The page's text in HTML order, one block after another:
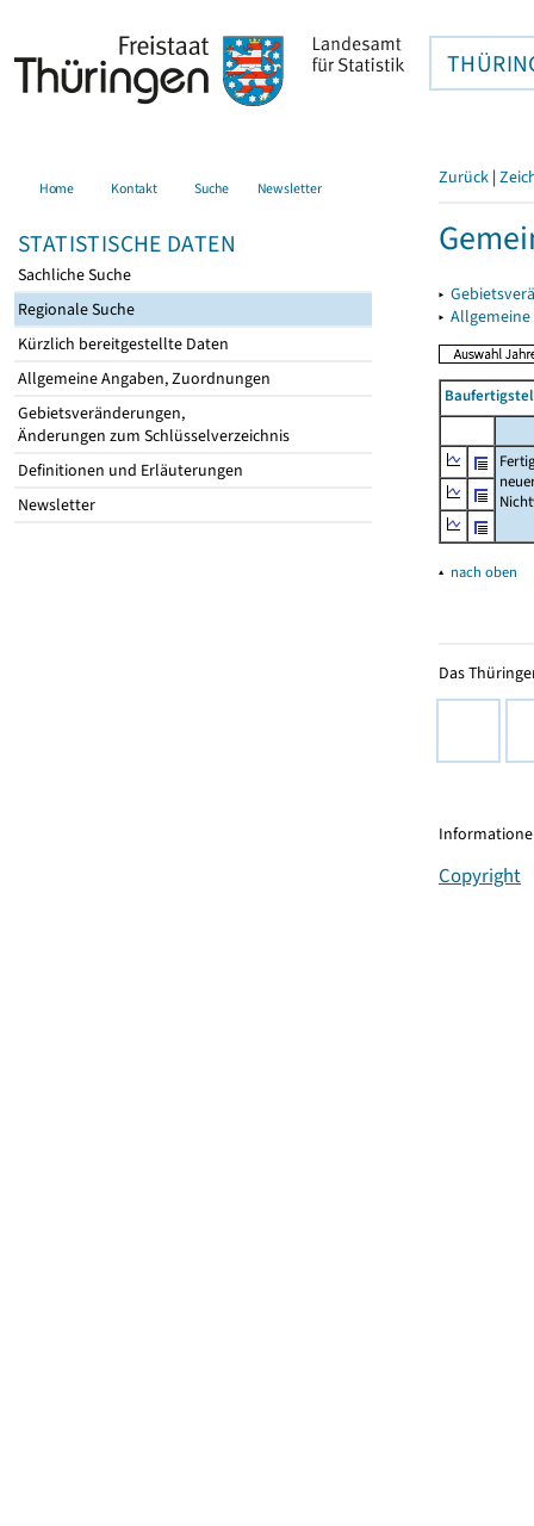
Home Kontakt Suche Newsletter
STATISTISCHE DATEN
Sachliche Suche
Regionale Suche
Kürzlich bereitgestellte Daten
Allgemeine Angaben, Zuordnungen
Gebietsveränderungen,
Änderungen zum Schlüsselverzeichnis
Definitionen und Erläuterungen
Newsletter
Zurück |
▸
▸
▴ nach oben
Das
Copyright